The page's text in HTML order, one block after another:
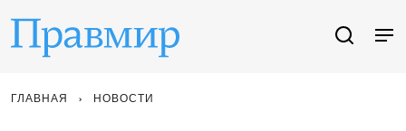
ГЛАВНАЯ НОВОСТИ